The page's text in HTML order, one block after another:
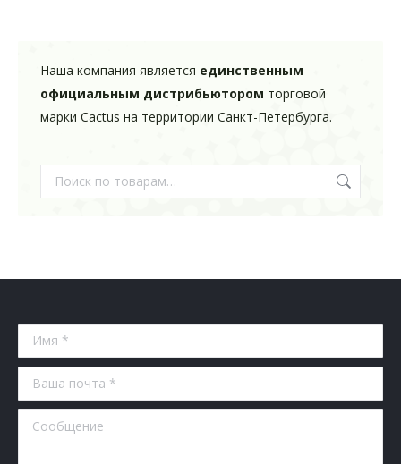
Наша компания является единственным
официальным дистрибьютором торговой
марки Cactus на территории Санкт-Петербурга.
Имя *
Ваша почта *
Сообщение